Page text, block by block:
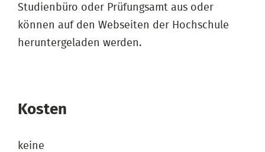
Studienbüro oder Prüfungsamt aus oder
können auf den Webseiten der Hochschule
heruntergeladen werden.
Kosten
keine